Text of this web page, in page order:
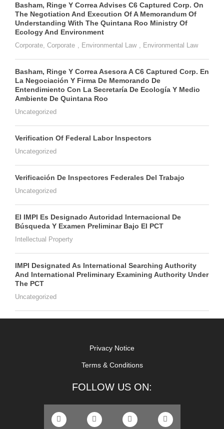
Basham, Ringe Y Correa Advises C6 Captured Corp. On
The Negotiation And Execution Of A Memorandum Of
Understanding With The Quintana Roo Ministry Of
Ecology And Environment
Corporate Corporate Environmental Law Environmental Law
Basham, Ringe Y Correa Asesora A C6 Captured Corp. En
La Negociación Y Firma De Memorando De
Entendimiento Con La Secretaría De Ecología Y Medio
Ambiente De Quintana Roo
Uncategorized
Verification Of Federal Labor Inspectors
Uncategorized
Verificación De Inspectores Federales Del Trabajo
Uncategorized
El IMPI Es Designado Autoridad Internacional De
Búsqueda Y Examen Preliminar Bajo El PCT
Intellectual Property
IMPI Designated As International Searching Authority
And International Preliminary Examining Authority Under
The PCT
Uncategorized
Privacy Notice
Terms & Conditions
FOLLOW US ON: